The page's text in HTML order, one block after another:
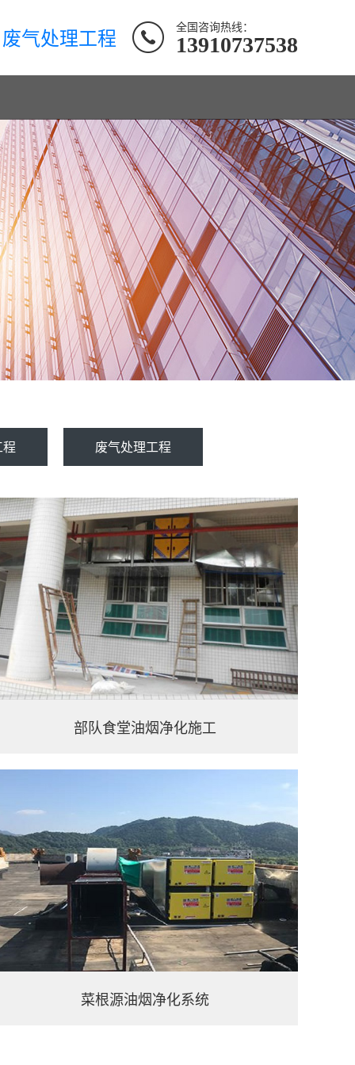
气处理工程 全国咨询热线：
13910737538
废气处理工程
部队食堂油烟净化施工
菜根源油烟净化系统